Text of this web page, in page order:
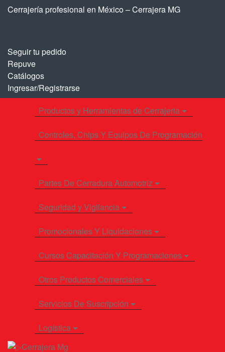
Saltar
Saltar
Cerrajería profesional en México – Cerrajera MG
Seguir tu pedido
Repuve
Catálogos
Ingresar/Registrarse
Productos y Herramientas de Cerrajeria
Controles, Chips Y Equipos De Programación
Partes De Cerradura Automotriz
Seguridad y Vigilancia
Promocionales Y Liquidaciones
Cursos Capacitación Y Programaciones
Otros Productos Comerciales
Servicios De Suscripción
Logística